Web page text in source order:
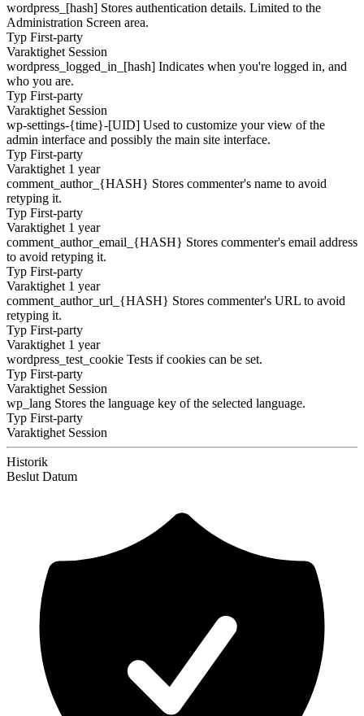
wordpress_[hash] Stores authentication details. Limited to the
Administration Screen area.
Typ First-party
Varaktighet Session
wordpress_logged_in_[hash] Indicates when you're logged in, and
who you are.
Typ First-party
Varaktighet Session
wp-settings-{time}-[UID] Used to customize your view of the
admin interface and possibly the main site interface.
Typ First-party
Varaktighet 1 year
comment_author_{HASH} Stores commenter's name to avoid
retyping it.
Typ First-party
Varaktighet 1 year
comment_author_email_{HASH} Stores commenter's email address
to avoid retyping it.
Typ First-party
Varaktighet 1 year
comment_author_url_{HASH} Stores commenter's URL to avoid
retyping it.
Typ First-party
Varaktighet 1 year
wordpress_test_cookie Tests if cookies can be set.
Typ First-party
Varaktighet Session
wp_lang Stores the language key of the selected language.
Typ First-party
Varaktighet Session
Historik
Beslut Datum